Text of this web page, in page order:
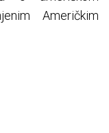
Američkim